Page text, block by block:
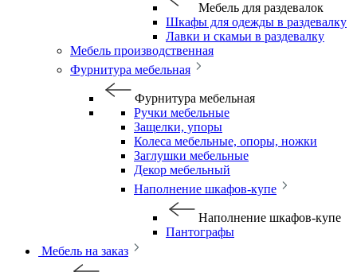
Мебель для раздевалок
Шкафы для одежды в раздевалку
Лавки и скамьи в раздевалку
Мебель производственная
Фурнитура мебельная
Фурнитура мебельная
Ручки мебельные
Защелки, упоры
Колеса мебельные, опоры, ножки
Заглушки мебельные
Декор мебельный
Наполнение шкафов-купе
Наполнение шкафов-купе
Пантографы
Мебель на заказ